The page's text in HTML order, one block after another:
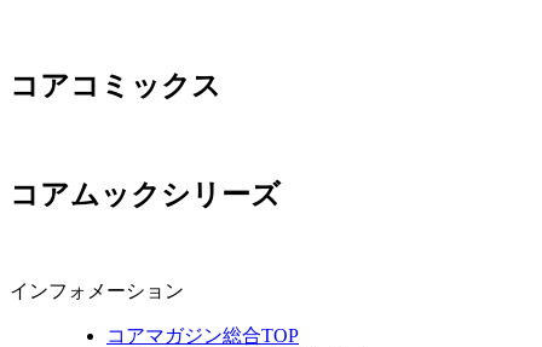
コアコミックス
コアムックシリーズ
インフォメーション
コアマガジン総合TOP